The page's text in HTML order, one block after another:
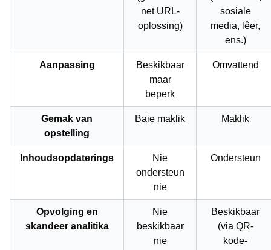
net URL-
oplossing)
sosiale
media, lêer,
ens.)
Aanpassing
Beskikbaar
maar
beperk
Omvattend
Gemak van
opstelling
Baie maklik Maklik
Inhoudsopdaterings
Nie
ondersteun
nie
Ondersteun
Opvolging en
skandeer analitika
Nie
beskikbaar
nie
Beskikbaar
(via QR-
kode-